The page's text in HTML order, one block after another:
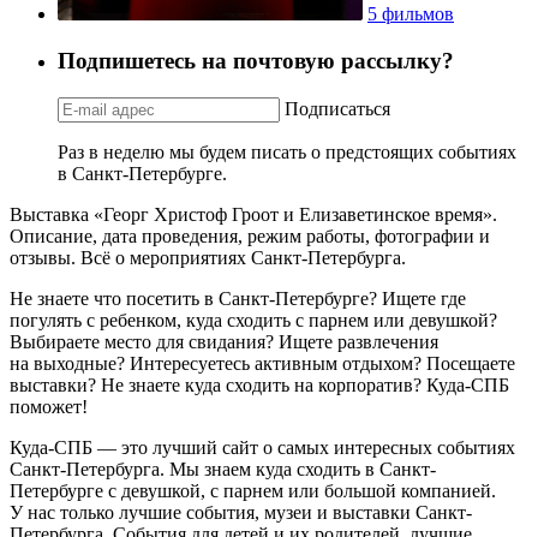
5 фильмов
Подпишетесь на почтовую рассылку?
Подписаться
Раз в неделю мы будем писать о предстоящих событиях
в Санкт-Петербурге.
Выставка «Георг Христоф Гроот и Елизаветинское время».
Описание, дата проведения, режим работы, фотографии и
отзывы. Всё о мероприятиях Санкт-Петербурга.
Не знаете что посетить в Санкт-Петербурге? Ищете где
погулять с ребенком, куда сходить с парнем или девушкой?
Выбираете место для свидания? Ищете развлечения
на выходные? Интересуетесь активным отдыхом? Посещаете
выставки? Не знаете куда сходить на корпоратив? Куда-СПБ
поможет!
Куда-СПБ — это лучший сайт о самых интересных событиях
Санкт-Петербурга. Мы знаем куда сходить в Санкт-
Петербурге с девушкой, с парнем или большой компанией.
У нас только лучшие события, музеи и выставки Санкт-